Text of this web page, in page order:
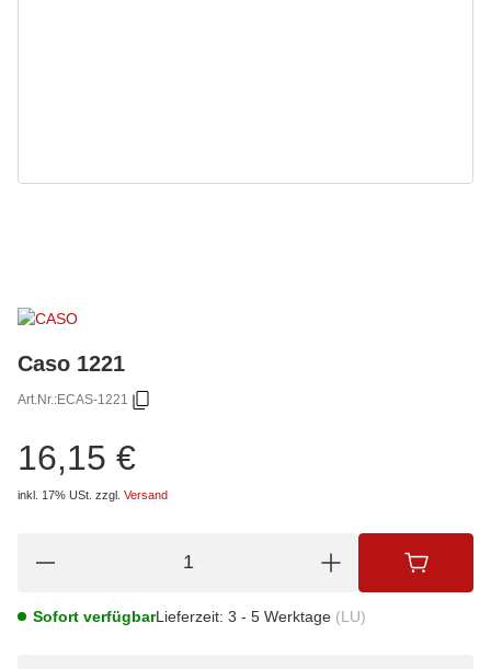
Caso 1221
Art.Nr.:ECAS-1221
16,15 €
inkl. 17% USt. zzgl. Versand
Sofort verfügbarLieferzeit: 3 - 5 Werktage (LU)